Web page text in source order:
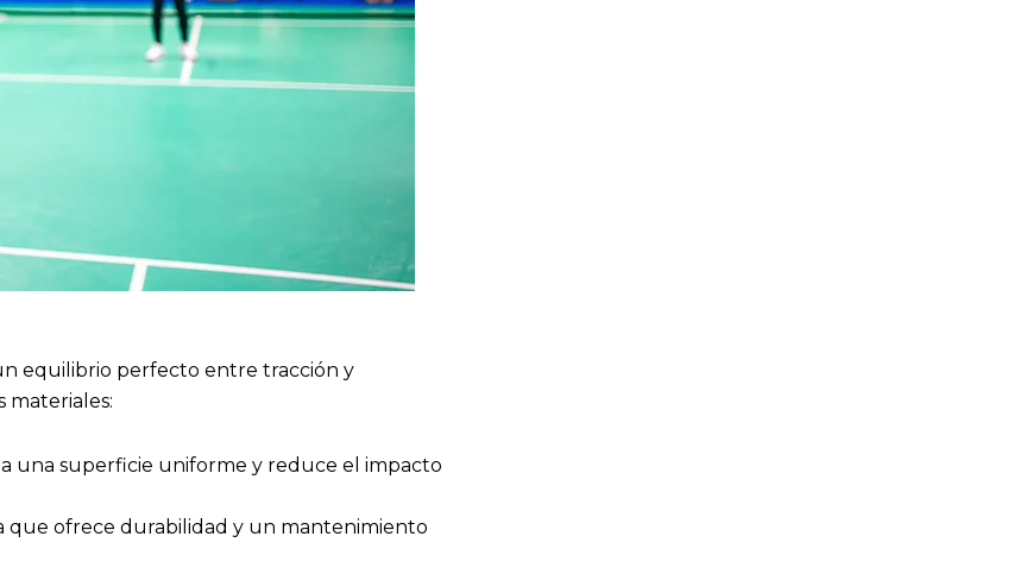
equilibrio perfecto entre tracción y
materiales:
una superficie uniforme y reduce el impacto
que ofrece durabilidad y un mantenimiento